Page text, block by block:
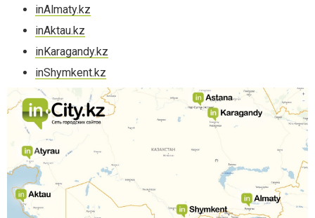
inAlmaty.kz
inAktau.kz
inKaragandy.kz
inShymkent.kz